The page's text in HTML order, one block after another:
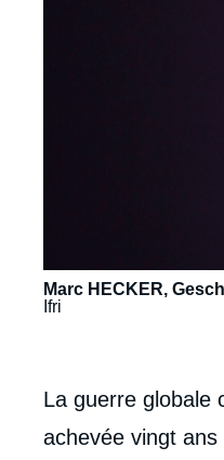
Marc HECKER,
Ifri
body
La guerre globale
achevée vingt